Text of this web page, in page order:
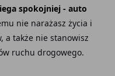
spokojniej - auto
nie narażasz życia i
a także nie stanowisz
ruchu drogowego.